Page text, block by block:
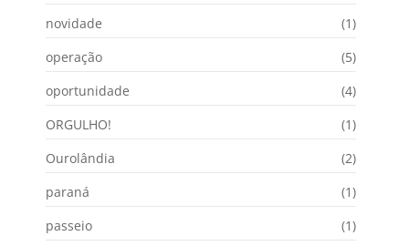
novidade
(1)
operação
(5)
oportunidade
(4)
ORGULHO!
(1)
Ourolândia
(2)
paraná
(1)
passeio
(1)